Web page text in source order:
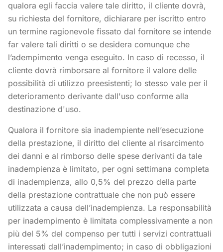
qualora egli faccia valere tale diritto, il cliente dovrà,
su richiesta del fornitore, dichiarare per iscritto entro
un termine ragionevole fissato dal fornitore se intende
far valere tali diritti o se desidera comunque che
l’adempimento venga eseguito. In caso di recesso, il
cliente dovrà rimborsare al fornitore il valore delle
possibilità di utilizzo preesistenti; lo stesso vale per il
deterioramento derivante dall'uso conforme alla
destinazione d'uso.
Qualora il fornitore sia inadempiente nell’esecuzione
della prestazione, il diritto del cliente al risarcimento
dei danni e al rimborso delle spese derivanti da tale
inadempienza è limitato, per ogni settimana completa
di inadempienza, allo 0,5% del prezzo della parte
della prestazione contrattuale che non può essere
utilizzata a causa dell’inadempienza. La responsabilità
per inadempimento è limitata complessivamente a non
più del 5% del compenso per tutti i servizi contrattuali
interessati dall’inadempimento; in caso di obbligazioni